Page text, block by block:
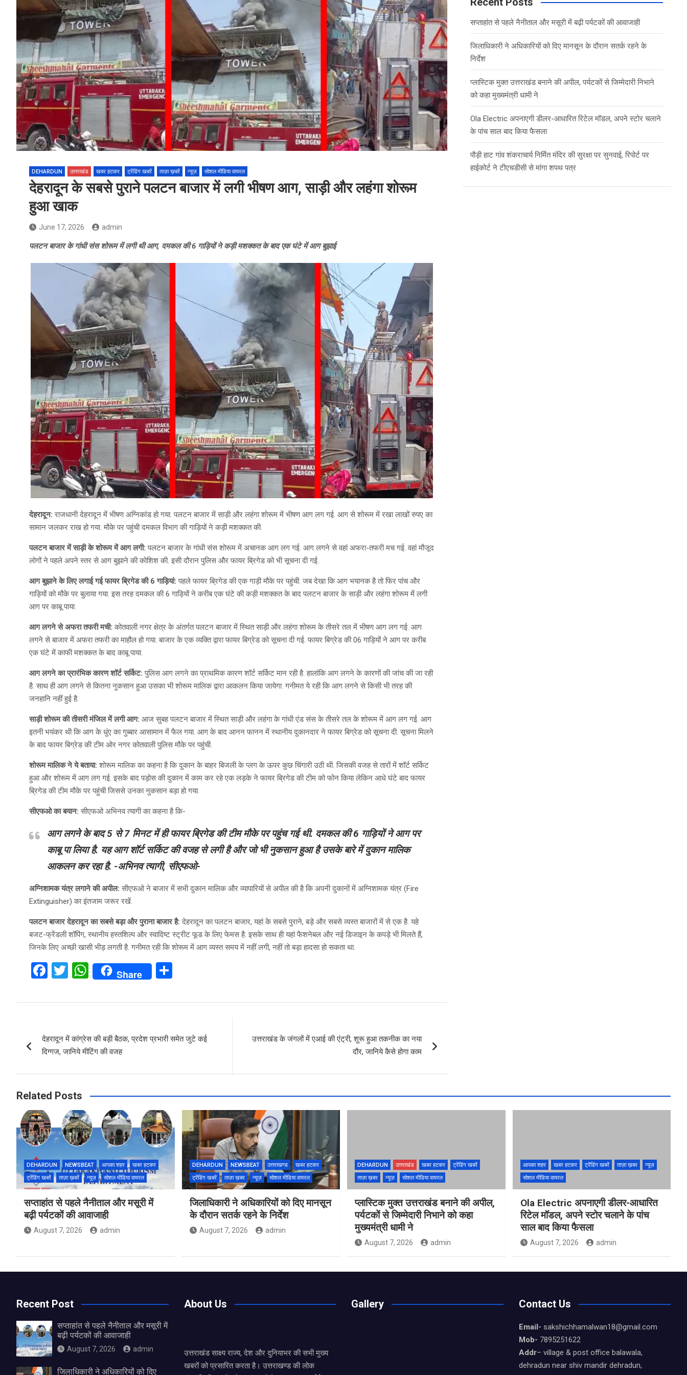
DEHARDUN उत्तराखंड खबर हटकर ट्रेंडिंग खबरें ताज़ा ख़बरें न्यूज़ सोशल मीडिया वायरल
देहरादून के सबसे पुराने पलटन बाजार में लगी भीषण आग, साड़ी और लहंगा शोरूम
हुआ खाक
June 17, 2026 admin
पलटन बाजार के गांधी संस शोरूम में लगी थी आग, दमकल की 6 गाड़ियों ने कड़ी मशक्कत के बाद एक घंटे में आग बुझाई
देहरादून: राजधानी देहरादून में भीषण अग्निकांड हो गया. पलटन बाजार में साड़ी और लहंगा शोरूम में भीषण आग लग गई. आग से शोरूम में रखा लाखों रुपए का
सामान जलकर राख हो गया. मौके पर पहुंची दमकल विभाग की गाड़ियों ने कड़ी मशक्कत की.
पलटन बाजार में साड़ी के शोरूम में आग लगी: पलटन बाजार के गांधी संस शोरूम में अचानक आग लग गई. आग लगने से वहां अफरा-तफरी मच गई. वहां मौजूद
लोगों ने पहले अपने स्तर से आग बुझाने की कोशिश की. इसी दौरान पुलिस और फायर ब्रिगेड को भी सूचना दी गई.
आग बुझाने के लिए लगाई गई फायर ब्रिगेड की 6 गाड़ियां: पहले फायर ब्रिगेड की एक गाड़ी मौके पर पहुंची. जब देखा कि आग भयानक है तो फिर पांच और
गाड़ियों को मौके पर बुलाया गया. इस तरह दमकल की 6 गाड़ियों ने करीब एक घंटे की कड़ी मशक्कत के बाद पलटन बाजार के साड़ी और लहंगा शोरूम में लगी
आग पर काबू पाया.
आग लगने से अफरा तफरी मची: कोतवाली नगर क्षेत्र के अंतर्गत पलटन बाजार में स्थित साड़ी और लहंगा शोरूम के तीसरे तल में भीषण आग लग गई. आग
लगने से बाजार में अफरा तफरी का माहौल हो गया. बाजार के एक व्यक्ति द्वारा फायर बिग्रेड को सूचना दी गई. फायर बिग्रेड की 06 गाड़ियों ने आग पर करीब
एक घंटे में काफी मशक्कत के बाद काबू पाया.
आग लगने का प्रारंभिक कारण शॉर्ट सर्किट: पुलिस आग लगने का प्राथमिक कारण शॉर्ट सर्किट मान रही है. हालांकि आग लगने के कारणों की जांच की जा रही
है. साथ ही आग लगने से कितना नुकसान हुआ उसका भी शोरूम मालिक द्वारा आकलन किया जायेगा. गनीमत ये रही कि आग लगने से किसी भी तरह की
जनहानि नहीं हुई है.
साड़ी शोरूम की तीसरी मंजिल में लगी आग: आज सुबह पलटन बाजार में स्थित साड़ी और लहंगा के गांधी एंड संस के तीसरे तल के शोरूम में आग लग गई. आग
इतनी भयंकर थी कि आग के धुंए का गुब्बार आसामान में फैल गया. आग के बाद आनन फानन में स्थानीय दुकानदार ने फायर बिग्रेड को सूचना दी. सूचना मिलने
के बाद फायर बिग्रेड की टीम ओर नगर कोतवाली पुलिस मौके पर पहुंची.
शोरूम मालिक ने ये बताया: शोरूम मालिक का कहना है कि दुकान के बाहर बिजली के प्लग के ऊपर कुछ चिंगारी उठी थी. जिसकी वजह से तारों में शॉर्ट सर्किट
हुआ और शोरूम में आग लग गई. इसके बाद पड़ोस की दुकान में काम कर रहे एक लड़के ने फायर ब्रिगेड की टीम को फोन किया लेकिन आधे घंटे बाद फायर
ब्रिगेड की टीम मौके पर पहुंची जिससे उनका नुकसान बड़ा हो गया.
सीएफओ का बयान: सीएफओ अभिनव त्यागी का कहना है कि-
आग लगने के बाद 5 से 7 मिनट में ही फायर ब्रिगेड की टीम मौके पर पहुंच गई थी. दमकल की 6 गाड़ियों ने आग पर
काबू पा लिया है. यह आग शॉर्ट सर्किट की वजह से लगी है और जो भी नुकसान हुआ है उसके बारे में दुकान मालिक
आकलन कर रहा है. -अभिनव त्यागी, सीएफओ-
अग्निशामक यंत्र लगाने की अपील: सीएफओ ने बाजार में सभी दुकान मालिक और व्यापारियों से अपील की है कि अपनी दुकानों में अग्निशामक यंत्र (Fire
Extinguisher) का इंतजाम जरूर रखें.
पलटन बाजार देहरादून का सबसे बड़ा और पुराना बाजार है: देहरादून का पलटन बाजार, यहां के सबसे पुराने, बड़े और सबसे व्यस्त बाजारों में से एक है. यहे
बजट-फ्रेंडली शॉपिंग, स्थानीय हस्तशिल्प और स्वादिष्ट स्ट्रीट फूड के लिए फेमस है. इसके साथ ही यहां फैशनेबल और नई डिजाइन के कपड़े भी मिलते हैं,
जिनके लिए अच्छी खासी भीड़ लगती है. गनीमत रही कि शोरूम में आग व्यस्त समय में नहीं लगी, नहीं तो बड़ा हादसा हो सकता था.
F
ce
o
o
k
T
tt
W
at
A
p
p
Share
ar
navigation
देहरादून में कांग्रेस की बड़ी बैठक, प्रदेश प्रभारी समेत जुटे कई
दिग्गज, जानिये मीटिंग की वजह
उत्तराखंड के जंगलों में एआई की एंट्री, शुरू हुआ तकनीक का नया
दौर, जानिये कैसे होगा काम
सप्ताहांत से पहले नैनीताल और मसूरी में बढ़ी पर्यटकों की आवाजाही
जिलाधिकारी ने अधिकारियों को दिए मानसून के दौरान सतर्क रहने के
निर्देश
प्लास्टिक मुक्त उत्तराखंड बनाने की अपील, पर्यटकों से जिम्मेदारी निभाने
को कहा मुख्यमंत्री धामी ने
Ola Electric अपनाएगी डीलर-आधारित रिटेल मॉडल, अपने स्टोर चलाने
के पांच साल बाद किया फैसला
पौड़ी हाट गांव शंकराचार्य निर्मित मंदिर की सुरक्षा पर सुनवाई, रिपोर्ट पर
हाईकोर्ट ने टीएचडीसी से मांगा शपथ पत्र
Related Posts
DEHARDUN NEWSBEAT आपका शहर
खबर हटकर
ट्रेंडिंग खबरें
ताज़ा ख़बरें न्यूज़ सोशल मीडिया वायरल
सप्ताहांत से पहले नैनीताल और मसूरी में
बढ़ी पर्यटकों की आवाजाही
August 7, 2026 admin
DEHARDUN NEWSBEAT उत्तराखण्ड
खबर हटकर
ट्रेंडिंग खबरें
ताज़ा ख़बर न्यूज़ सोशल मीडिया वायरल
जिलाधिकारी ने अधिकारियों को दिए मानसून
के दौरान सतर्क रहने के निर्देश
August 7, 2026 admin
DEHARDUN उत्तराखंड खबर हटकर
ट्रेंडिंग खबरें
ताज़ा ख़बर
न्यूज़ सोशल मीडिया वायरल
प्लास्टिक मुक्त उत्तराखंड बनाने की अपील,
पर्यटकों से जिम्मेदारी निभाने को कहा
मुख्यमंत्री धामी ने
August 7, 2026 admin
आपका शहर खबर हटकर ट्रेंडिंग खबरें ताज़ा ख़बर
न्यूज़
सोशल मीडिया वायरल
Ola Electric अपनाएगी डीलर-आधारित
रिटेल मॉडल, अपने स्टोर चलाने के पांच
साल बाद किया फैसला
August 7, 2026 admin
Recent Post
सप्ताहांत से पहले नैनीताल और मसूरी में
बढ़ी पर्यटकों की आवाजाही
August 7, 2026 admin
जिलाधिकारी ने अधिकारियों को दिए
About Us
उत्तराखंड साक्ष्य राज्य, देश और दुनियाभर की सभी मुख्य
खबरों को प्रसारित करता है। उत्तराखण्ड की लोक
Gallery Contact Us
Email- sakshichhamalwan18@gmail.com
Mob- 7895251622
Addr– village & post office balawala,
dehradun near shiv mandir dehradun,